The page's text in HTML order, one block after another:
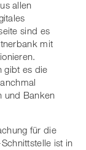
allen
sind es
mit
gibt es die
und Banken
für die
ist in